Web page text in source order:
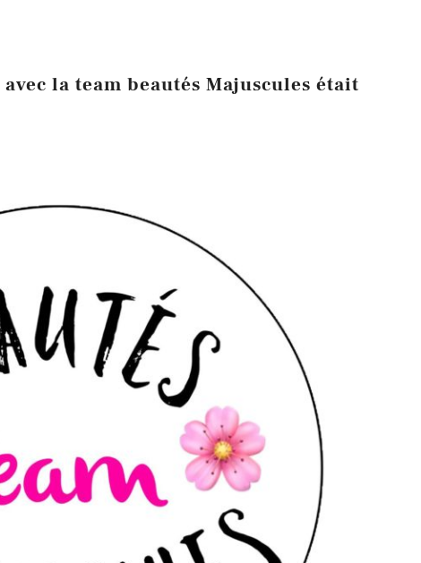
la team beautés Majuscules était